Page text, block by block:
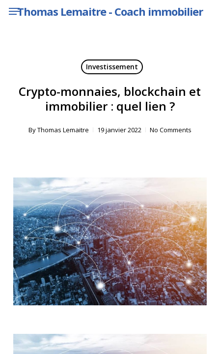
Skip Thomas Lemaitre - Coach immobilier
Menu
Investissement
Crypto-monnaies, blockchain et
immobilier : quel lien ?
ByThomas Lemaitre 19 janvier 2022 No Comments